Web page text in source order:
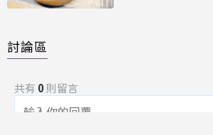
討論區
共有 0則留言